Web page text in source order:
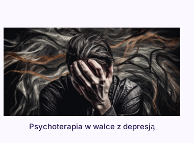
Psychoterapia w walce z depresją